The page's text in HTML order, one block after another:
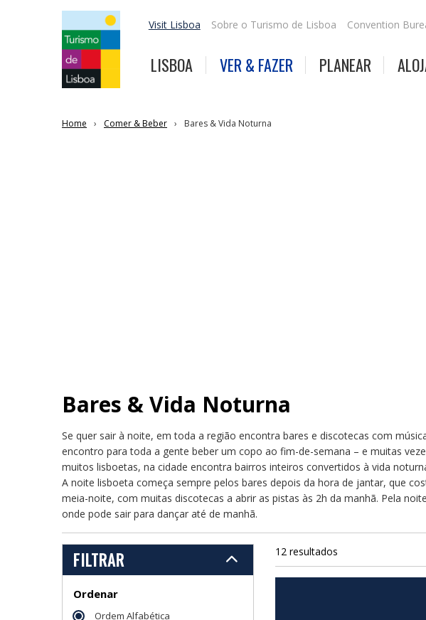
Visit Lisboa Sobre o Turismo de Lisboa Convention
LISBOA VER & FAZER PLANEAR
Home Comer & Beber Bares & Vida Noturna
Bares & Vida Noturna
Se quer sair à noite, em toda a região encontra bares e discotecas com
encontro para toda a gente beber um copo ao fim-de-semana – e muitas
muitos lisboetas, na cidade encontra bairros inteiros convertidos à vida
A noite lisboeta começa sempre pelos bares depois da hora de jantar, que
meia-noite, com muitas discotecas a abrir as pistas às 2h da manhã. Pela
onde pode sair para dançar até de manhã.
FILTRAR
Ordenar
Ordem Alfabética
12 resultados